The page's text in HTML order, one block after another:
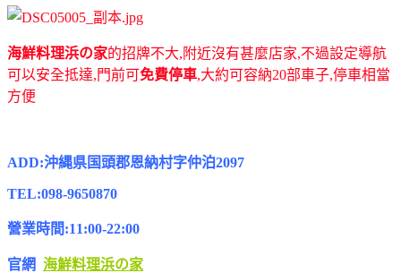
海鮮料理浜の家的招牌不大,附近沒有甚麼店家,不過設定導航
可以安全抵達,門前可免費停車,大約可容納20部車子,停車相當
方便
ADD:沖縄県国頭郡恩納村字仲泊2097
TEL:098-9650870
營業時間:11:00-22:00
官網 海鮮料理浜の家